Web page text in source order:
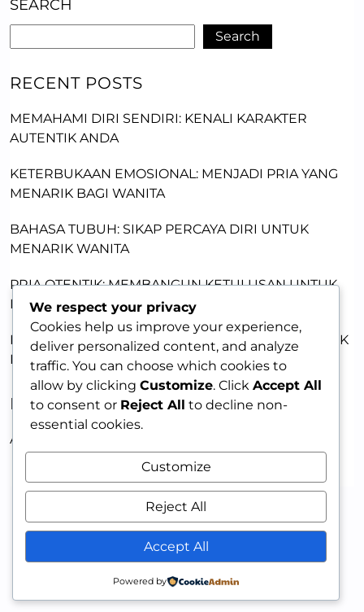
SEARCH
Search
RECENT POSTS
MEMAHAMI DIRI SENDIRI: KENALI KARAKTER
AUTENTIK ANDA
KETERBUKAAN EMOSIONAL: MENJADI PRIA YANG
MENARIK BAGI WANITA
BAHASA TUBUH: SIKAP PERCAYA DIRI UNTUK
MENARIK WANITA
PRIA OTENTIK: MEMBANGUN KETULUSAN UNTUK
MENARIK WANITA
KEKUATAN KETULUSAN: JADI PRIA OTENTIK UNTUK
DAYA TARIK
RECENT COMMENTS
A WordPress Commenter
We respect your privacy
Cookies help us improve your experience,
deliver personalized content, and analyze
traffic. You can choose which cookies to
allow by clicking Customize. Click Accept All
to consent or Reject All to decline non-
essential cookies.
Customize
Reject All
Accept All
Powered by